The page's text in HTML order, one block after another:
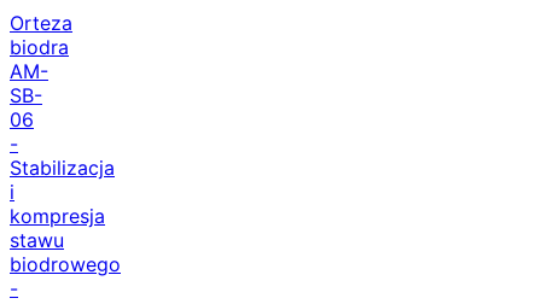
Orteza
biodra
AM-
SB-
06
-
Stabilizacja
i
kompresja
stawu
biodrowego